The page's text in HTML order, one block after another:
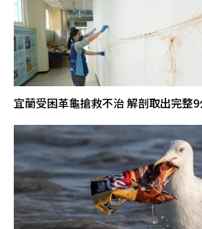
宜蘭受困革龜搶救不治 解剖取出完整